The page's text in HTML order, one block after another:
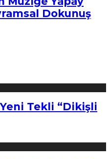
Dokunuş
Tekli “Dikişli